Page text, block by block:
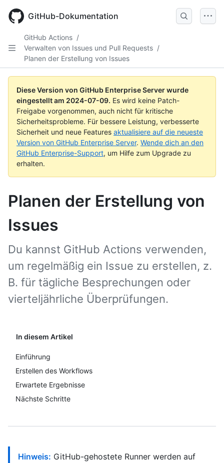
main
GitHub-Dokumentation
GitHub Actions /
Verwalten von Issues und Pull Requests /
Planen der Erstellung von Issues
Diese Version von GitHub Enterprise Server wurde
eingestellt am 2024-07-09. Es wird keine Patch-
Freigabe vorgenommen, auch nicht für kritische
Sicherheitsprobleme. Für bessere Leistung, verbesserte
Sicherheit und neue Features aktualisiere auf die neueste
Version von GitHub Enterprise Server. Wende dich an den
GitHub Enterprise-Support, um Hilfe zum Upgrade zu
erhalten.
Planen der Erstellung von
Issues
Du kannst GitHub Actions verwenden,
um regelmäßig ein Issue zu erstellen, z.
B. für tägliche Besprechungen oder
vierteljährliche Überprüfungen.
In diesem Artikel
Einführung
Erstellen des Workflows
Erwartete Ergebnisse
Nächste Schritte
Hinweis: GitHub-gehostete Runner werden auf